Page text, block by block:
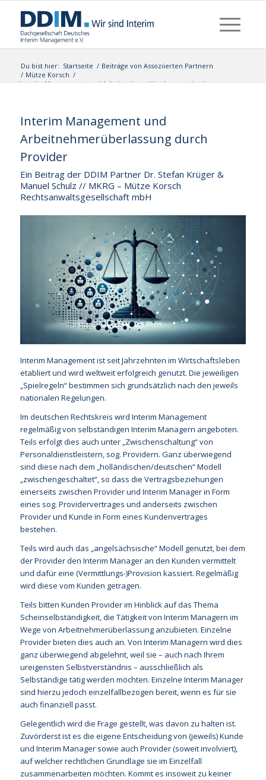
Du bist hier: Startseite / Beiträge von Assoziierten Partnern
/ Mütze Korsch /
Interim Management und Arbeitnehmerüberlassung durch
Interim Management und
Arbeitnehmerüberlassung durch
Provider
Ein Beitrag der DDIM Partner Dr. Stefan Krüger &
Manuel Schulz // MKRG – Mütze Korsch
Rechtsanwaltsgesellschaft mbH
Interim Management ist seit Jahrzehnten im Wirtschaftsleben
etabliert und wird weltweit erfolgreich genutzt. Die jeweiligen
„Spielregeln“ bestimmen sich grundsätzlich nach den jeweils
nationalen Regelungen.
Im deutschen Rechtskreis wird Interim Management
regelmäßig von selbständigen Interim Managern angeboten.
Teils erfolgt dies auch unter „Zwischenschaltung“ von
Personaldienstleistern, sog. Providern. Ganz überwiegend
sind diese nach dem „holländischen/deutschen“ Modell
„zwischengeschaltet“, so dass die Vertragsbeziehungen
einerseits zwischen Provider und Interim Manager in Form
eines sog. Providervertrages und anderseits zwischen
Provider und Kunde in Form eines Kundenvertrages
bestehen.
Teils wird auch das „angelsächsische“ Modell genutzt, bei dem
der Provider den Interim Manager an den Kunden vermittelt
und dafür eine (Vermittlungs-)Provision kassiert. Regelmäßig
wird diese vom Kunden getragen.
Teils bitten Kunden Provider im Hinblick auf das Thema
Scheinselbständigkeit, die Tätigkeit von Interim Managern im
Wege von Arbeitnehmerüberlassung anzubieten. Einzelne
Provider bieten dies auch an. Von Interim Managern wird dies
ganz überwiegend abgelehnt, weil sie – auch nach Ihrem
ureigensten Selbstverständnis – ausschließlich als
Selbständige tätig werden möchten. Einzelne Interim Manager
sind hierzu jedoch einzelfallbezogen bereit, wenn es für sie
auch finanziell passt.
Gelegentlich wird die Frage gestellt, was davon zu halten ist.
Zuvörderst ist es die eigene Entscheidung von (jeweils) Kunde
und Interim Manager sowie auch Provider (soweit involviert),
auf welcher rechtlichen Grundlage sie im Einzelfall
zusammenarbeiten möchten. Kommt es insoweit zu keiner